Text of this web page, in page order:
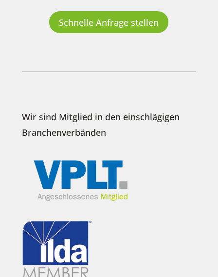
Schnelle Anfrage stellen
Wir sind Mitglied in den einschlägigen
Branchenverbänden